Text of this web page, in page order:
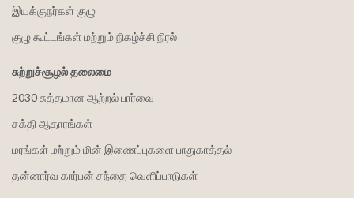
இயக்குநர்கள் குழு
குழு கூட்டங்கள் மற்றும் நிகழ்ச்சி நிரல்
சுற்றுச்சூழல் தலைமை
2030 சுத்தமான ஆற்றல் பார்வை
சக்தி ஆதாரங்கள்
மரங்கள் மற்றும் மின் இணைப்புகளை பாதுகாத்தல்
தன்னார்வ கார்பன் சந்தை வெளிப்பாடுகள்